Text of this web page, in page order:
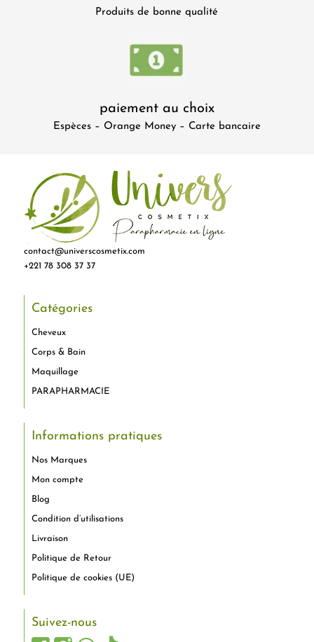
Produits de bonne qualité
paiement au choix
Espèces – Orange Money – Carte bancaire
contact@universcosmetix.com
+221 78 308 37 37
Catégories
Cheveux
Corps & Bain
Maquillage
PARAPHARMACIE
Informations pratiques
Nos Marques
Mon compte
Blog
Condition d’utilisations
Livraison
Politique de Retour
Politique de cookies (UE)
Suivez-nous